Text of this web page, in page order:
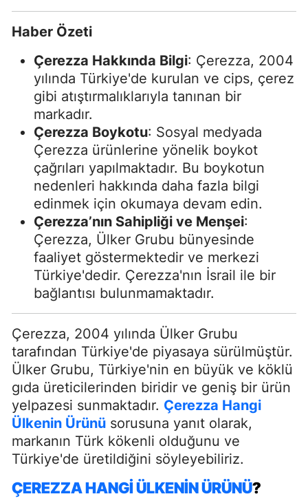
Haber Özeti
Çerezza Hakkında Bilgi: Çerezza, 2004
yılında Türkiye'de kurulan ve cips, çerez
gibi atıştırmalıklarıyla tanınan bir
markadır.
Çerezza Boykotu: Sosyal medyada
Çerezza ürünlerine yönelik boykot
çağrıları yapılmaktadır. Bu boykotun
nedenleri hakkında daha fazla bilgi
edinmek için okumaya devam edin.
Çerezza’nın Sahipliği ve Menşei:
Çerezza, Ülker Grubu bünyesinde
faaliyet göstermektedir ve merkezi
Türkiye'dedir. Çerezza'nın İsrail ile bir
bağlantısı bulunmamaktadır.
Çerezza, 2004 yılında Ülker Grubu
tarafından Türkiye'de piyasaya sürülmüştür.
Ülker Grubu, Türkiye'nin en büyük ve köklü
gıda üreticilerinden biridir ve geniş bir ürün
yelpazesi sunmaktadır. Çerezza Hangi
Ülkenin Ürünü sorusuna yanıt olarak,
markanın Türk kökenli olduğunu ve
Türkiye'de üretildiğini söyleyebiliriz.
ÇEREZZA HANGI ÜLKENIN ÜRÜNÜ?